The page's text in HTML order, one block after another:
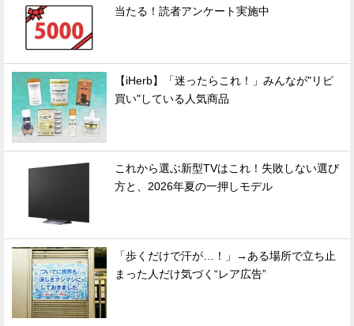
当たる！読者アンケート実施中
【iHerb】「迷ったらこれ！」みんなが"リピ
買い"している人気商品
これから選ぶ新型TVはこれ！失敗しない選び
方と、2026年夏の一押しモデル
「歩くだけで汗が…！」→ある場所で立ち止
まった人だけ気づく“レア広告”